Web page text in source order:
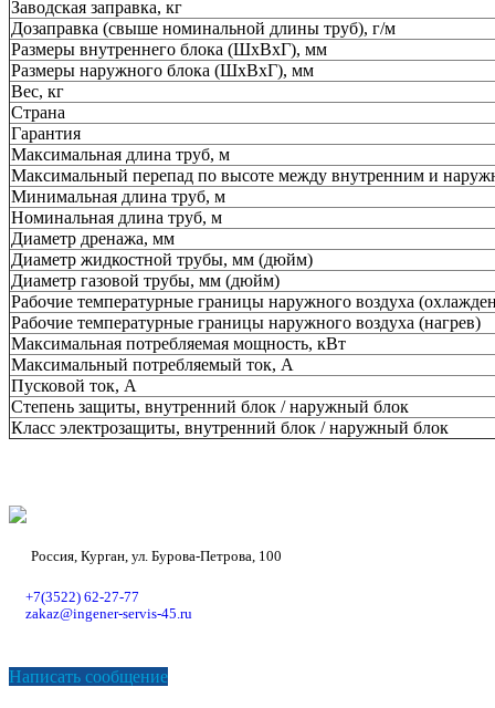
Заводская заправка, кг
Дозаправка (свыше номинальной длины труб), г/м
Размеры внутреннего блока (ШхВхГ), мм
Размеры наружного блока (ШхВхГ), мм
Вес, кг
Страна
Гарантия
Максимальная длина труб, м
Максимальный перепад по высоте между внутренним и
Минимальная длина труб, м
Номинальная длина труб, м
Диаметр дренажа, мм
Диаметр жидкостной трубы, мм (дюйм)
Диаметр газовой трубы, мм (дюйм)
Рабочие температурные границы наружного воздуха
Рабочие температурные границы наружного воздуха (нагрев)
Максимальная потребляемая мощность, кВт
Максимальный потребляемый ток, А
Пусковой ток, А
Степень защиты, внутренний блок / наружный блок
Класс электрозащиты, внутренний блок / наружный блок
Россия, Курган, ул. Бурова-Петрова, 100
+7(3522) 62-27-77
zakaz@ingener-servis-45.ru
Написать сообщение